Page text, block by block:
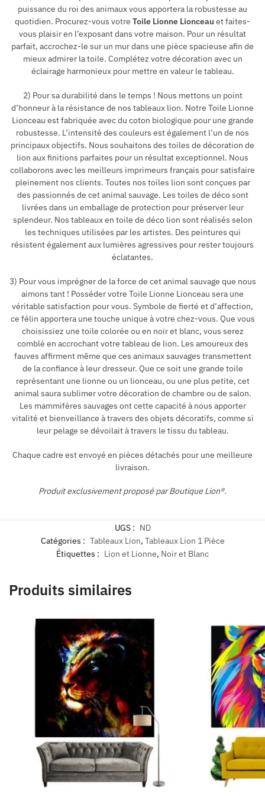
puissance du roi des animaux vous apportera la robustesse au
quotidien. Procurez-vous votre Toile Lionne Lionceauet faites-
vous plaisir en l’exposant dans votre maison. Pour un résultat
parfait, accrochez-le sur un mur dans une pièce spacieuse afin de
mieux admirer la toile. Complétez votre décoration avec un
éclairage harmonieux pour mettre en valeur le tableau.
2) Pour sa durabilité dans le temps ! Nous mettons un point
d’honneur à la résistance de nos tableaux lion. Notre Toile Lionne
Lionceau est fabriquée avec du coton biologique pour une grande
robustesse. L’intensité des couleurs est également l’un de nos
principaux objectifs. Nous souhaitons des toiles de décoration de
lion aux finitions parfaites pour un résultat exceptionnel. Nous
collaborons avec les meilleurs imprimeurs français pour satisfaire
pleinement nos clients. Toutes nos toiles lion sont conçues par
des passionnés de cet animal sauvage. Les toiles de déco sont
livrées dans un emballage de protection pour préserver leur
splendeur. Nos tableaux en toile de déco lion sont réalisés selon
les techniques utilisées par les artistes. Des peintures qui
résistent également aux lumières agressives pour rester toujours
éclatantes.
3) Pour vous imprégner de la force de cet animal sauvage que nous
aimons tant ! Posséder votre Toile Lionne Lionceau sera une
véritable satisfaction pour vous. Symbole de fierté et d’affection,
ce félin apportera une touche unique à votre chez-vous. Que vous
choisissiez une toile colorée ou en noir et blanc, vous serez
comblé en accrochant votre tableau de lion. Les amoureux des
fauves affirment même que ces animaux sauvages transmettent
de la confiance à leur dresseur. Que ce soit une grande toile
représentant une lionne ou un lionceau, ou une plus petite, cet
animal saura sublimer votre décoration de chambre ou de salon.
Les mammifères sauvages ont cette capacité à nous apporter
vitalité et bienveillance à travers des objets décoratifs, comme si
leur pelage se dévoilait à travers le tissu du tableau.
Chaque cadre est envoyé en pièces détachés pour une meilleure
livraison.
Produit exclusivement proposé par Boutique Lion®.
UGS : ND
Catégories : Tableaux Lion, Tableaux Lion 1 Pièce
Étiquettes : Lion et Lionne, Noir et Blanc
Produits similaires